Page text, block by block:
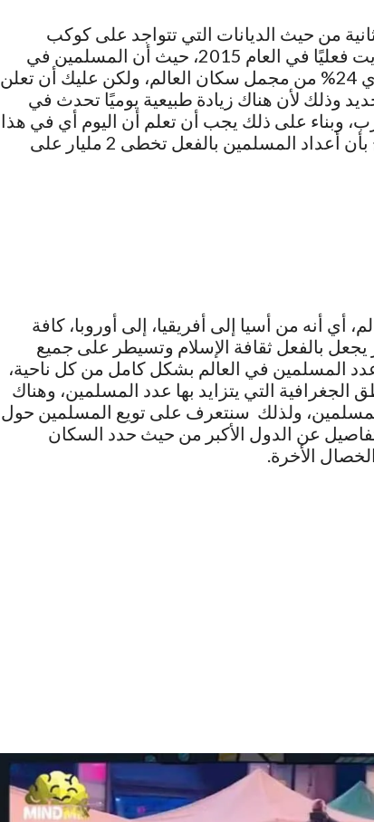
من حيث الديانات التي تتواجد على كوكب
الأرض، وذلك طبقًا إلى الإحصائيات التي أجريت فعليًا في العام 2015، حيث أن المسلمين في
نسبة، أي 24% من مجمل سكان العالم، ولكن عليك أن تعلن
وذلك لأن هناك زيادة طبيعية يوميًا تحدث في
وبناء على ذلك يجب أن تعلم أن اليوم أي في هذا
الشهر المبارك من عدة أيام تم تقديم تصريح بأن أعداد المسلمين بالفعل تخطى 2 مليار على
أنه من أسيا إلى أفريقيا، إلى أوروبا، كافة
يجعل بالفعل ثقافة الإسلام وتسيطر على جميع
المسلمين في العالم بشكل كامل من كل ناحية،
الجغرافية التي يتزايد بها عدد المسلمين، وهناك
ولذلك سنتعرف على تويع المسلمين حول
عن الدول الأكبر من حيث حدد السكان
الأخرة.